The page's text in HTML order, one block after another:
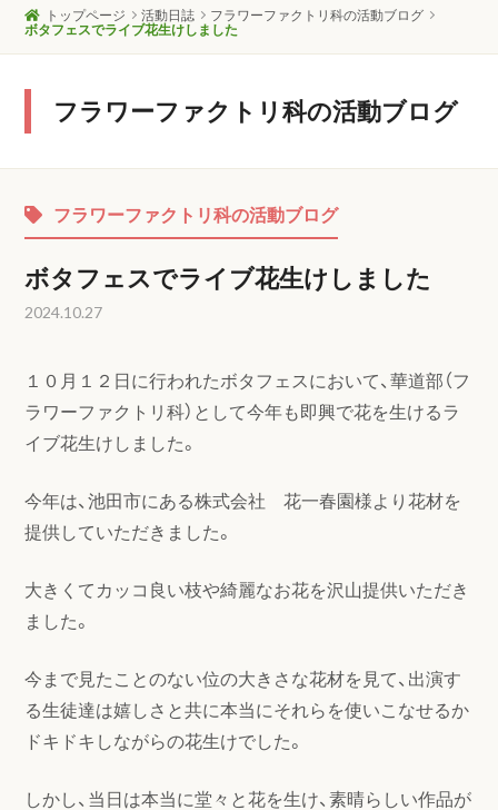
トップページ 活動日誌
フラワーファクトリ科の活動ブログ
ボタフェスでライブ花生けしました
フラワーファクトリ科の活動ブログ
フラワーファクトリ科の活動ブログ
ボタフェスでライブ花生けしました
2024.10.27
１０月１２日に行われたボタフェスにおいて、華道部（フ
ラワーファクトリ科）として今年も即興で花を生けるラ
イブ花生けしました。
今年は、池田市にある株式会社 花一春園様より花材を
提供していただきました。
大きくてカッコ良い枝や綺麗なお花を沢山提供いただき
ました。
今まで見たことのない位の大きさな花材を見て、出演す
る生徒達は嬉しさと共に本当にそれらを使いこなせるか
ドキドキしながらの花生けでした。
しかし、当日は本当に堂々と花を生け、素晴らしい作品が